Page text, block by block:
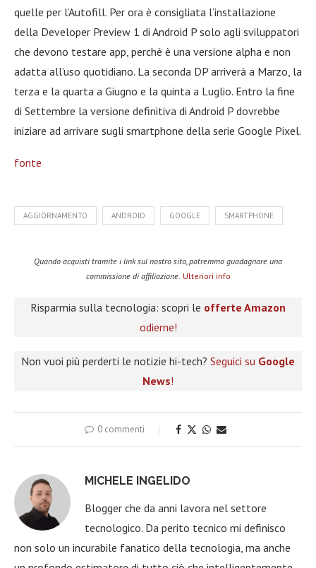
quelle per l’Autofill. Per ora è consigliata l’installazione
della Developer Preview 1 di Android P solo agli sviluppatori
che devono testare app, perchè è una versione alpha e non
adatta all’uso quotidiano. La seconda DP arriverà a Marzo, la
terza e la quarta a Giugno e la quinta a Luglio. Entro la fine
di Settembre la versione definitiva di Android P dovrebbe
iniziare ad arrivare sugli smartphone della serie Google Pixel.
fonte
AGGIORNAMENTO ANDROID GOOGLE SMARTPHONE
Quando acquisti tramite i link sul nostro sito, potremmo guadagnare una
commissione di affiliazione. Ulteriori info
Risparmia sulla tecnologia: scopri le offerte Amazon
odierne!
Non vuoi più perderti le notizie hi-tech? Seguici su Google
News!
0 commenti
MICHELE INGELIDO
Blogger che da anni lavora nel settore
tecnologico. Da perito tecnico mi definisco
non solo un incurabile fanatico della tecnologia, ma anche